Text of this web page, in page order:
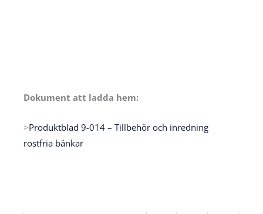
Dokument att ladda hem:
>Produktblad 9-014 – Tillbehör och inredning
rostfria bänkar